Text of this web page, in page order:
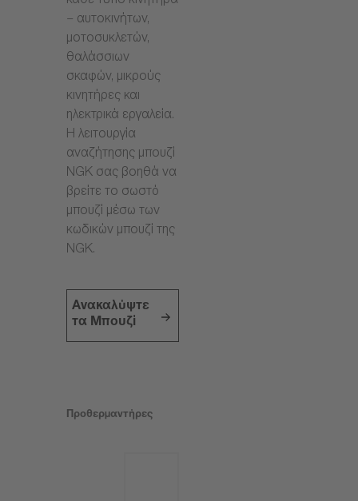
– αυτοκινήτων,
μοτοσυκλετών,
θαλάσσιων
σκαφών, μικρούς
κινητήρες και
ηλεκτρικά εργαλεία.
Η λειτουργία
αναζήτησης μπουζί
NGK σας βοηθά να
βρείτε το σωστό
μπουζί μέσω των
κωδικών μπουζί της
NGK.
Ανακαλύψτε
τα Μπουζί
Προθερμαντήρες